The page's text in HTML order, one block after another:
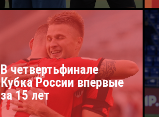
В четвертьфинале
Кубка России впервые
за 15 лет